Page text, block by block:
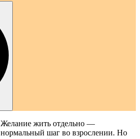
Желание жить отдельно —
нормальный шаг во взрослении. Но